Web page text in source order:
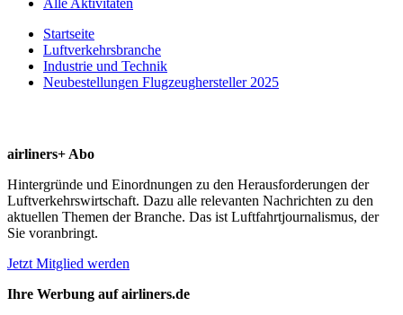
Startseite
Luftverkehrsbranche
Industrie und Technik
Neubestellungen Flugzeughersteller 2025
airliners+ Abo
Hintergründe und Einordnungen zu den Herausforderungen der
Luftverkehrswirtschaft. Dazu alle relevanten Nachrichten zu den
aktuellen Themen der Branche. Das ist Luftfahrtjournalismus, der
Sie voranbringt.
Jetzt Mitglied werden
Ihre Werbung auf airliners.de